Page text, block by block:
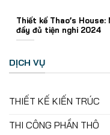
Thiết kế Thao’s
đầy đủ tiện nghi 2024
DỊCH VỤ
THIẾT KẾ KIẾN TRÚC
THI CÔNG PHẦN THÔ